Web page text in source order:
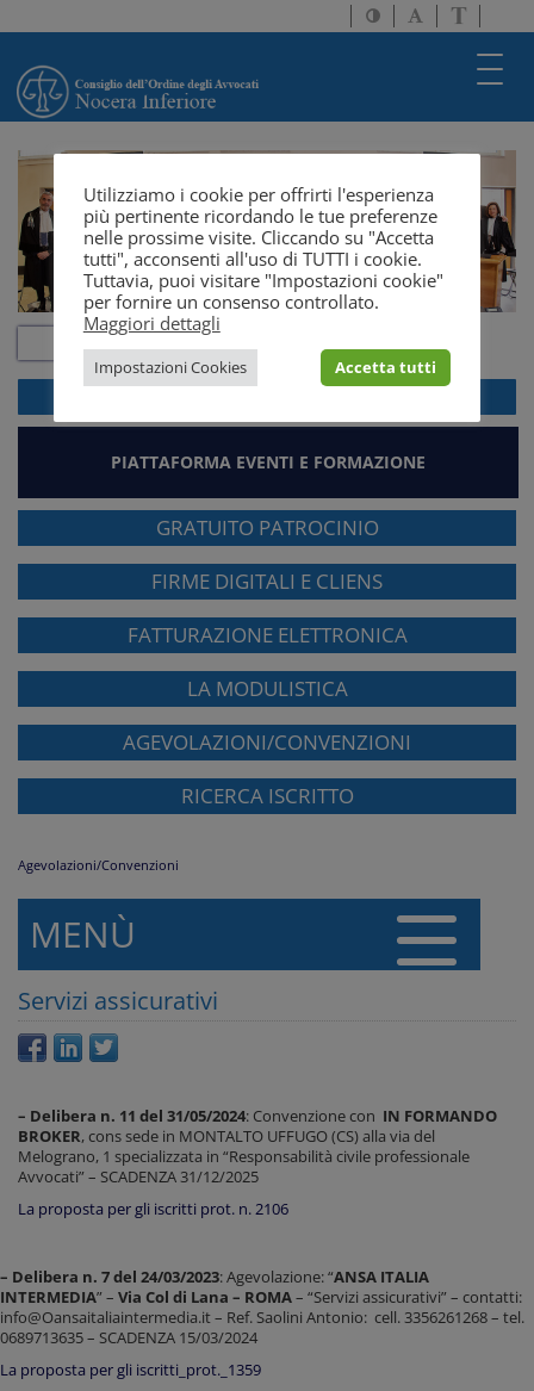
Attiva/disattiva
alto
Attiva/
dimensione
a
solo
PIATTAFORMA EVENTI E FORMAZIONE
GRATUITO PATROCINIO
FIRME DIGITALI E CLIENS
FATTURAZIONE ELETTRONICA
LA MODULISTICA
AGEVOLAZIONI/CONVENZIONI
RICERCA ISCRITTO
Agevolazioni/Convenzioni
MENÙ
Servizi assicurativi
– Delibera n. 11 del 31/05/2024: Convenzione con IN FORMANDO
BROKER, cons sede in MONTALTO UFFUGO (CS) alla via del
Melograno, 1 specializzata in “Responsabilità civile professionale
Avvocati” – SCADENZA 31/12/2025
La proposta per gli iscritti prot. n. 2106
– Delibera n. 7 del 24/03/2023: Agevolazione: “ANSA ITALIA
INTERMEDIA” – Via Col di Lana – ROMA– “Servizi assicurativi” – contatti:
info@Oansaitaliaintermedia.it – Ref. Saolini Antonio: cell. 3356261268 – tel.
0689713635 – SCADENZA 15/03/2024
La proposta per gli iscritti_prot._1359
Utilizziamo i cookie per offrirti l'esperienza
più pertinente ricordando le tue preferenze
nelle prossime visite. Cliccando su "Accetta
tutti", acconsenti all'uso di TUTTI i cookie.
Tuttavia, puoi visitare "Impostazioni cookie"
per fornire un consenso controllato.
Maggiori dettagli
Impostazioni Cookies Accetta tutti